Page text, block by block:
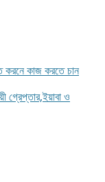
করনে কাজ করতে চান
গ্রেপ্তার,ইয়াবা ও